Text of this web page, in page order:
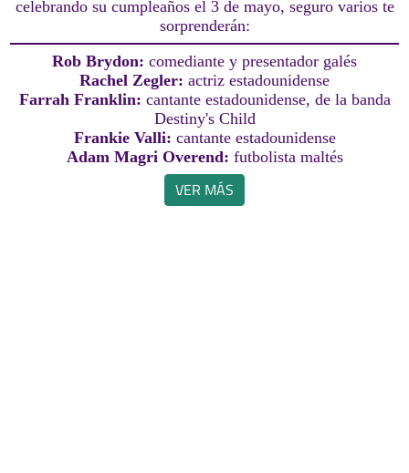
celebrando su cumpleaños el 3 de mayo, seguro varios te
sorprenderán:
Rob Brydon: comediante y presentador galés
Rachel Zegler: actriz estadounidense
Farrah Franklin: cantante estadounidense, de la banda
Destiny's Child
Frankie Valli: cantante estadounidense
Adam Magri Overend: futbolista maltés
VER MÁS